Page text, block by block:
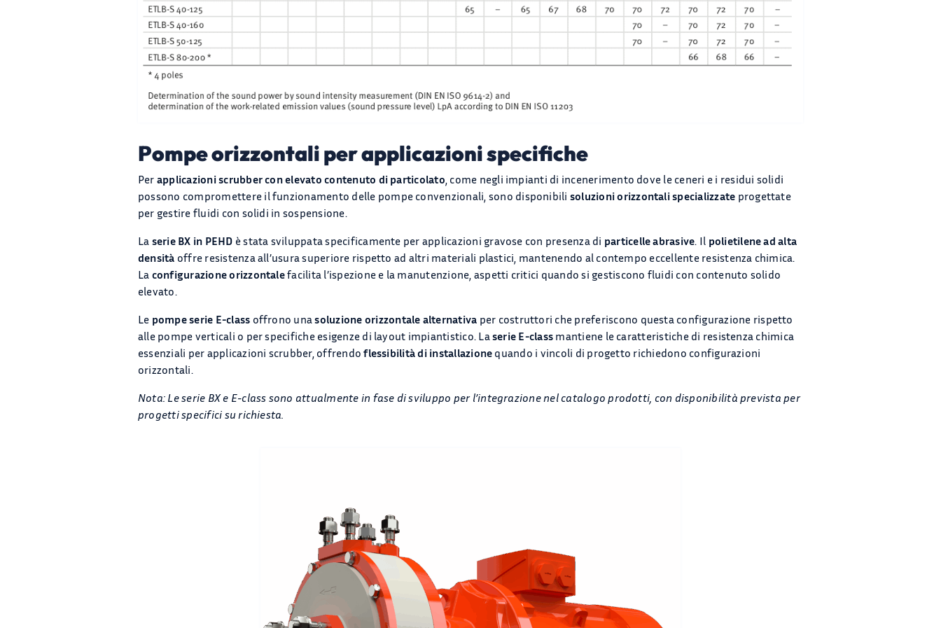
Pompe orizzontali per applicazioni specifiche
Per applicazioni scrubber con elevato contenuto di particolato, come negli impianti di incenerimento dove le ceneri e i residui solidi
possono compromettere il funzionamento delle pompe convenzionali, sono disponibili soluzioni orizzontali specializzate progettate
per gestire fluidi con solidi in sospensione.
La serie BX in PEHD è stata sviluppata specificamente per applicazioni gravose con presenza di particelle abrasive. Il polietilene ad alta
densità offre resistenza all’usura superiore rispetto ad altri materiali plastici, mantenendo al contempo eccellente resistenza chimica.
La configurazione orizzontalefacilita l’ispezione e la manutenzione, aspetti critici quando si gestiscono fluidi con contenuto solido
elevato.
Le pompe serie E-class offrono unasoluzione orizzontale alternativa per costruttori che preferiscono questa configurazione rispetto
alle pompe verticali o per specifiche esigenze di layout impiantistico. Laserie E-class mantiene le caratteristiche di resistenza chimica
essenziali per applicazioni scrubber, offrendoflessibilità di installazione quando i vincoli di progetto richiedono configurazioni
orizzontali.
Nota: Le serie BX e E-class sono attualmente in fase di sviluppo per l’integrazione nel catalogo prodotti, con disponibilità prevista per
progetti specifici su richiesta.